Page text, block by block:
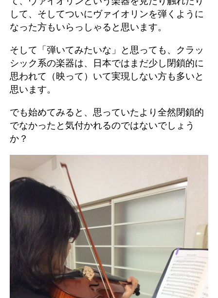
して、そしてついにヴァイオリンを弾くように
なった方もいらっしゃると思います。
そして「弾いてみたいな」と思っても、クラッ
シック系の楽器は、日本ではまだ少し閉鎖的に
思われて（映って）いて実現しない方も多いと
思います。
でも始めてみると、思っていたより全然閉鎖的
でなかったと気付かれるのではないでしょう
か？